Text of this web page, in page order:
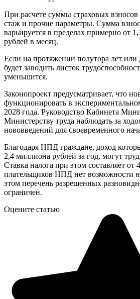
При расчете суммы страховых взносов
стаж и прочие параметры. Сумма
варьируется в пределах примерно от
рублей в месяц.
Если на протяжении полутора лет или
будет заводить листок
уменьшится.
Законопроект предусматривает, что
функционировать в
2028 года. Руководство Кабинета
Министерству труда наблюдать за
нововведений для своевременного
Благодаря НПД граждане, доход
2,4 миллиона рублей за год, могут
Ставка налога при этом составляет от
плательщиков НПД нет возможности
этом перечень разрешенных
ограничен.
Оцените статью